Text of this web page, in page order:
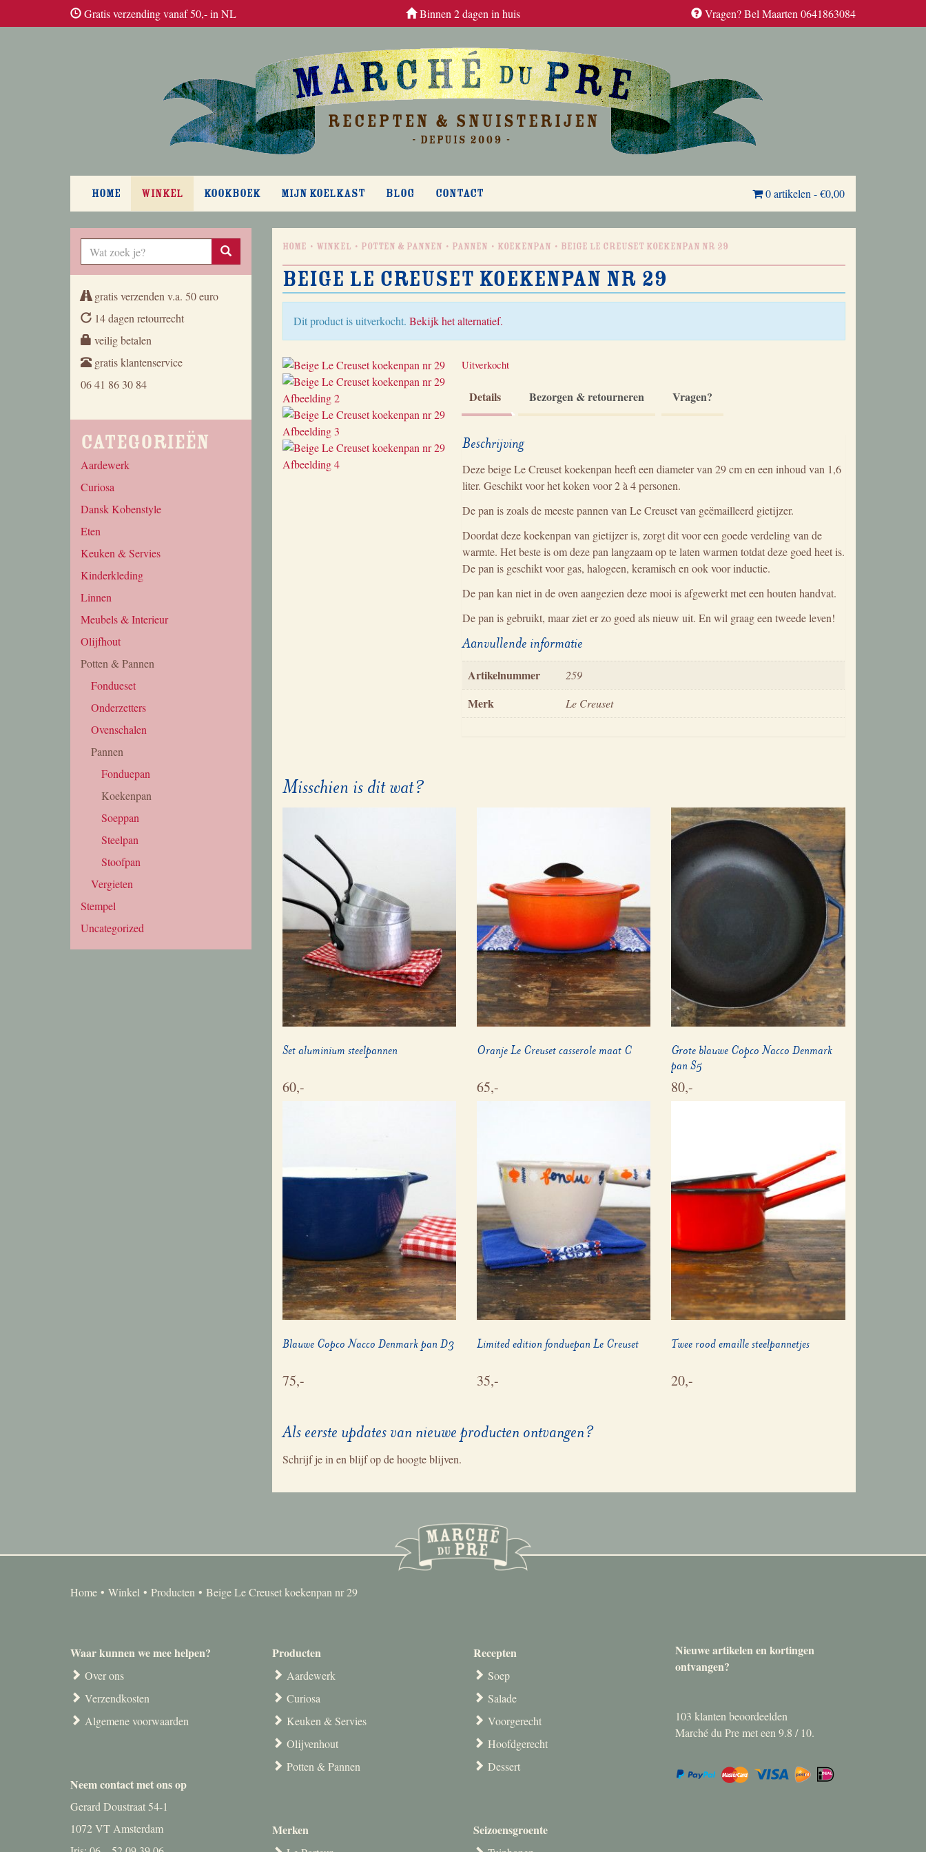
Gratis verzending vanaf 50,- in NL Binnen 2 dagen in huis Vragen? Bel Maarten 0641863084
HOME WINKEL KOOKBOEK MIJN KOELKAST BLOG CONTACT 0 artikelen -€0,00
Home Winkel Potten & Pannen Pannen Koekenpan Beige Le Creuset koekenpan nr 29
Beige Le Creuset koekenpan nr 29
Dit product is uitverkocht. Bekijk het alternatief.
Uitverkocht
Details Bezorgen & retourneren Vragen?
Beschrijving
Deze beige Le Creuset koekenpan heeft een diameter van 29 cm en een inhoud van 1,6
liter. Geschikt voor het koken voor 2 à 4 personen.
De pan is zoals de meeste pannen van Le Creuset van geëmailleerd gietijzer.
Doordat deze koekenpan van gietijzer is, zorgt dit voor een goede verdeling van de
warmte. Het beste is om deze pan langzaam op te laten warmen totdat deze goed heet is.
De pan is geschikt voor gas, halogeen, keramisch en ook voor inductie.
De pan kan niet in de oven aangezien deze mooi is afgewerkt met een houten handvat.
De pan is gebruikt, maar ziet er zo goed als nieuw uit. En wil graag een tweede leven!
Aanvullende informatie
Artikelnummer 259
Merk Le Creuset
Misschien is dit wat?
Set aluminium steelpannen
60,-
Oranje Le Creuset casserole maat C
65,-
Grote blauwe Copco Nacco Denmark
pan S5
80,-
Blauwe Copco Nacco Denmark pan D3
75,-
Limited edition fonduepan Le Creuset
35,-
Twee rood emaille steelpannetjes
20,-
Als eerste updates van nieuwe producten ontvangen?
Schrijf je in en blijf op de hoogte blijven.
gratis verzenden v.a. 50 euro
14 dagen retourrecht
veilig betalen
gratis klantenservice
06 41 86 30 84
Categorieën
Aardewerk
Curiosa
Dansk Kobenstyle
Eten
Keuken & Servies
Kinderkleding
Linnen
Meubels & Interieur
Olijfhout
Potten & Pannen
Fondueset
Onderzetters
Ovenschalen
Pannen
Fonduepan
Koekenpan
Soeppan
Steelpan
Stoofpan
Vergieten
Stempel
Uncategorized
Home Winkel Producten Beige Le Creuset koekenpan nr 29
Waar kunnen we mee helpen?
Over ons
Verzendkosten
Algemene voorwaarden
Neem contact met ons op
Gerard Doustraat 54-1
1072 VT Amsterdam
Producten
Aardewerk
Curiosa
Keuken & Servies
Olijvenhout
Potten & Pannen
Merken
Recepten
Soep
Salade
Voorgerecht
Hoofdgerecht
Dessert
Seizoensgroente
Nieuwe artikelen en kortingen
ontvangen?
103 klanten beoordeelden
Marché du Pre met een 9.8 / 10.